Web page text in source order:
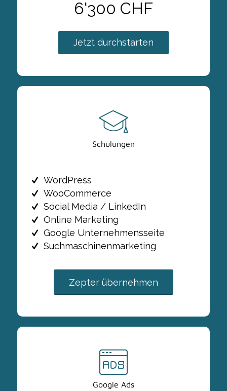
6'300 CHF
Jetzt durchstarten
Schulungen
WordPress
WooCommerce
Social Media / LinkedIn
Online Marketing
Google Unternehmensseite
Suchmaschinenmarketing
Zepter übernehmen
Google Ads